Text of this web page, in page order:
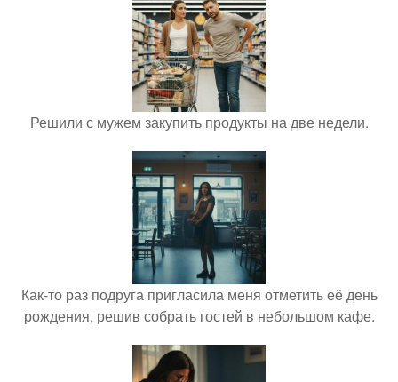
Решили с мужем закупить продукты на две недели.
Как-то раз подруга пригласила меня отметить её день
рождения, решив собрать гостей в небольшом кафе.